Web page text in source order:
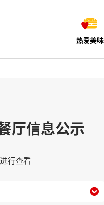
热爱美味
厅信息公示
行查看
